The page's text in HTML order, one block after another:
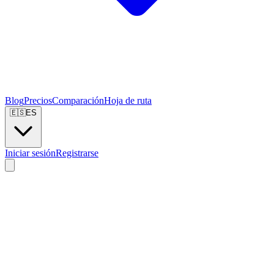
BlogPreciosComparaciónHoja de ruta
🇪🇸ES
Iniciar sesiónRegistrarse